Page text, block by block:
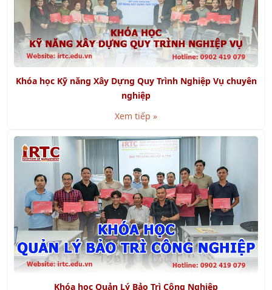
Khóa học Kỹ năng Xây Dựng Quy Trình Nghiệp Vụ chuyên
nghiệp
Xem tiếp »
Khóa học Quản Lý Bảo Trì Công Nghiệp